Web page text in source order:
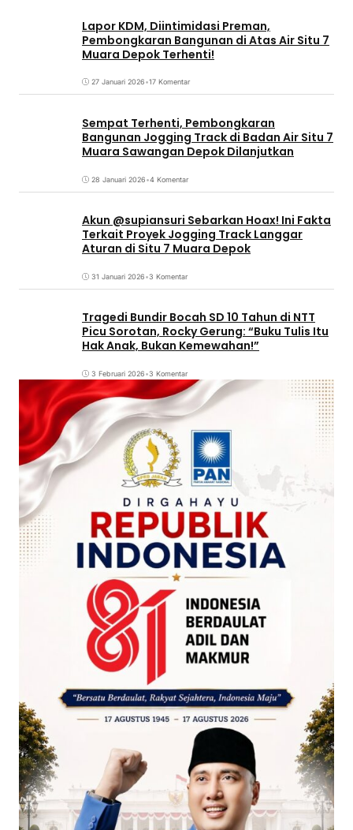
Lapor KDM, Diintimidasi Preman,
Pembongkaran Bangunan di Atas Air Situ 7
Muara Depok Terhenti!
27 Januari 2026•17 Komentar
Sempat Terhenti, Pembongkaran
Bangunan Jogging Track di Badan Air Situ 7
Muara Sawangan Depok Dilanjutkan
28 Januari 2026•4 Komentar
Akun @supiansuri Sebarkan Hoax! Ini Fakta
Terkait Proyek Jogging Track Langgar
Aturan di Situ 7 Muara Depok
31 Januari 2026•3 Komentar
Tragedi Bundir Bocah SD 10 Tahun di NTT
Picu Sorotan, Rocky Gerung: “Buku Tulis Itu
Hak Anak, Bukan Kemewahan!”
3 Februari 2026•3 Komentar